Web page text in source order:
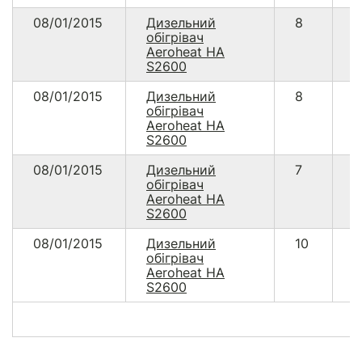
08/01/2015
Дизельний
обігрівач
Aeroheat НА
S2600
8
08/01/2015
Дизельний
обігрівач
Aeroheat НА
S2600
8
08/01/2015
Дизельний
обігрівач
Aeroheat НА
S2600
7
08/01/2015
Дизельний
обігрівач
Aeroheat НА
S2600
10